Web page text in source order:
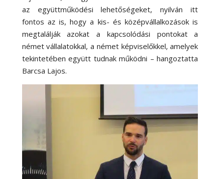
az együttműködési lehetőségeket, nyilván itt
fontos az is, hogy a kis- és középvállalkozások is
megtalálják azokat a kapcsolódási pontokat a
német vállalatokkal, a német képviselőkkel, amelyek
tekintetében együtt tudnak működni – hangoztatta
Barcsa Lajos.